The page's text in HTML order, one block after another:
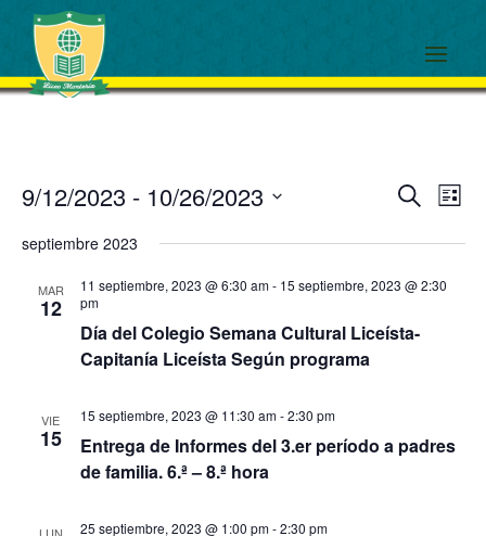
Events
and
Views
Search
List
9/12/2023 - 10/26/2023
date.
septiembre 2023
MAR
12
11 septiembre, 2023 @ 6:30 am- 15 septiembre, 2023 @ 2:30
pm
Día del Colegio Semana Cultural Liceísta-
Capitanía Liceísta Según programa
VIE
15
15 septiembre, 2023 @ 11:30 am-2:30 pm
Entrega de Informes del 3.er período a padres
de familia. 6.ª – 8.ª hora
25 septiembre, 2023 @ 1:00 pm-2:30 pm